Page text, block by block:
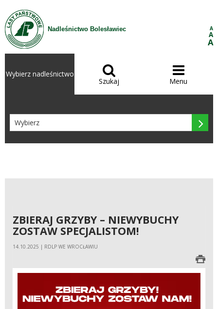
Przejdź do treści
Nadleśnictwo Bolesławiec A
A
A
Wybierz nadleśnictwo 
Szukaj

Menu

ZBIERAJ GRZYBY – NIEWYBUCHY
ZOSTAW SPECJALISTOM!
14.10.2025 | RDLP WE WROCŁAWIU